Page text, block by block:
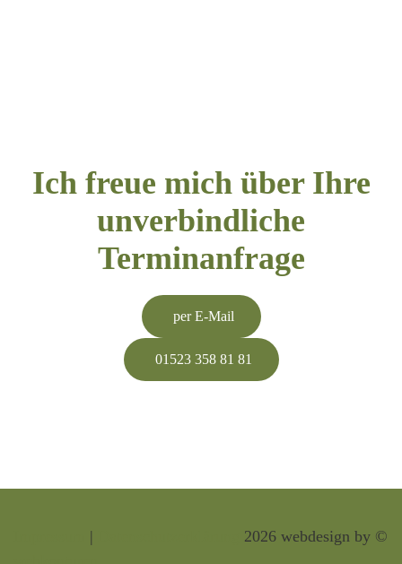
Ich freue mich über Ihre
unverbindliche
Terminanfrage
per E-Mail
01523 358 81 81
|
2026 webdesign by ©